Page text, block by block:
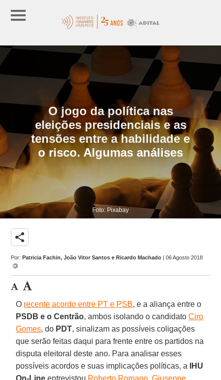
O jogo da política nas
eleições presidenciais e as
tensões entre a habilidade e
o risco. Algumas análises
Foto: Pixabay
share
Por:Patricia Fachin, João Vitor Santos e Ricardo Machado | 06 Agosto 2018
O recente acordo entre PT e PSB, e a aliança entre o
PSDB e o Centrão, ambos isolando o candidatoCiro
Gomes, do PDT, sinalizam as possíveis coligações
que serão feitas daqui para frente entre os partidos na
disputa eleitoral deste ano. Para analisar esses
possíveis acordos e suas implicações políticas, a
IHU
On-Line entrevistou Roberto Romano,Giuseppe